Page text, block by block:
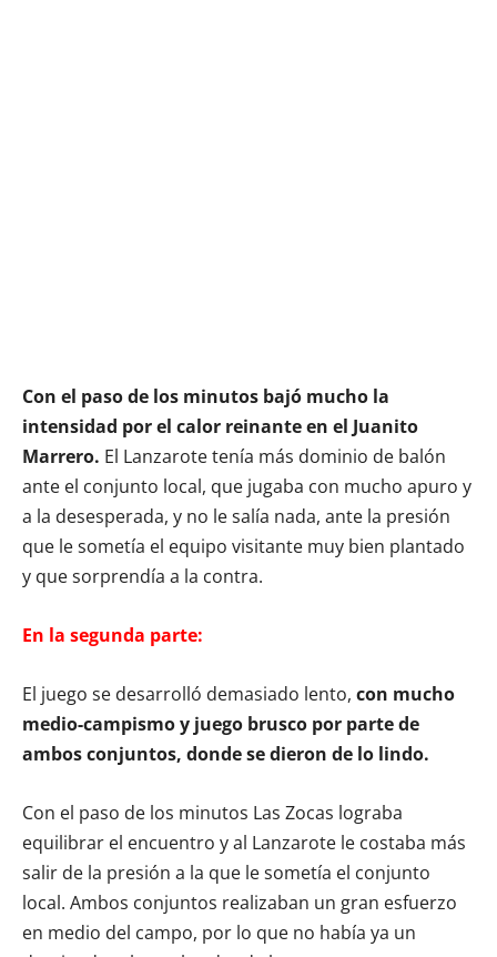
Con el paso de los minutos bajó mucho la
intensidad por el calor reinante en el Juanito
Marrero. El Lanzarote tenía más dominio de balón
ante el conjunto local, que jugaba con mucho apuro y
a la desesperada, y no le salía nada, ante la presión
que le sometía el equipo visitante muy bien plantado
y que sorprendía a la contra.
En la segunda parte:
El juego se desarrolló demasiado lento, con mucho
medio-campismo y juego brusco por parte de
ambos conjuntos, donde se dieron de lo lindo.
Con el paso de los minutos Las Zocas lograba
equilibrar el encuentro y al Lanzarote le costaba más
salir de la presión a la que le sometía el conjunto
local. Ambos conjuntos realizaban un gran esfuerzo
en medio del campo, por lo que no había ya un